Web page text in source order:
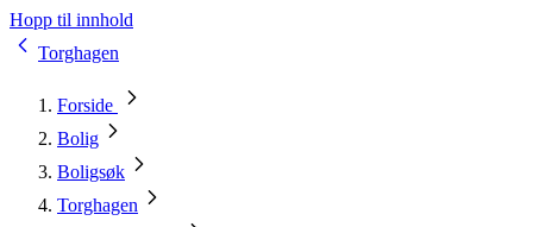
Hopp til innhold
Torghagen
Forside
Bolig
Boligsøk
Torghagen